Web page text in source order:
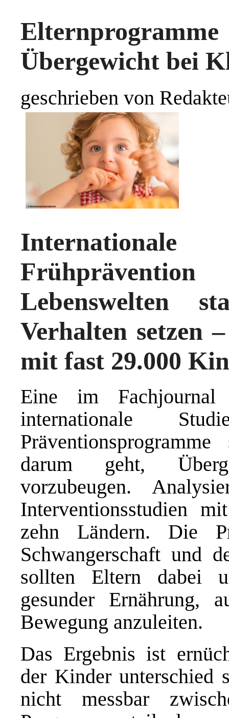
Übergewicht bei
geschrieben von
Lebenswelten
Verhalten setzen
mit fast 29.000
Eine im
internationale
darum geht,
vorzubeugen.
Interventionsstudien
zehn Ländern. Die
Schwangerschaft und
sollten Eltern dabei
gesunder Ernährung,
Bewegung anzuleiten.
Das Ergebnis ist
der Kinder unterschied
nicht messbar